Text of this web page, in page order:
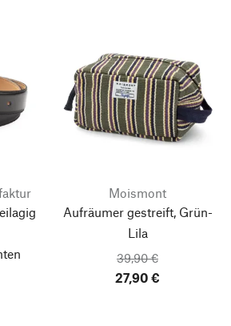
Moismont
Aufräumer gestreift, Grün-
Lila
39,90 €
27,90 €